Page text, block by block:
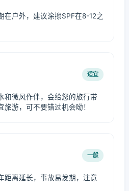
在户外，建议涂擦SPF在8-12之
适宜
和微风作伴，会给您的旅行带
游，可不要错过机会呦！
一般
距离延长，事故易发期，注意